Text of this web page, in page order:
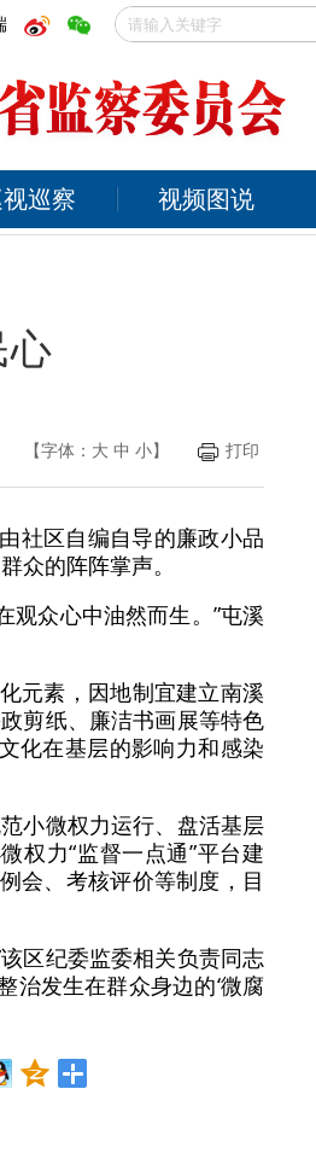
巡察 视频图说
心
【字体： 大 中 小】 打印
社区自编自导的廉政小品
众的阵阵掌声。
观众心中油然而生。”屯溪
元素，因地制宜建立南溪
剪纸、廉洁书画展等特色
化在基层的影响力和感染
小微权力运行、盘活基层
权力“监督一点通”平台建
会、考核评价等制度，目
区纪委监委相关负责同志
治发生在群众身边的‘微腐